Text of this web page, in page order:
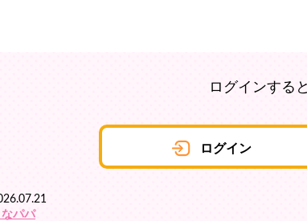
ログインする
ログイン
なパパ